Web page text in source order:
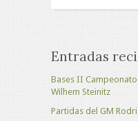
Entradas
Bases II
Wilhem Steinitz
Partidas del GM